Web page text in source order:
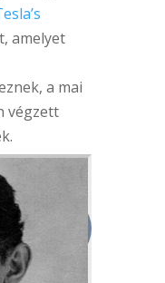
amelyet
a mai
végzett
a